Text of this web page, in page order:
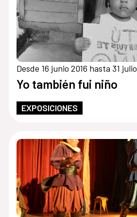
Desde 16 junio 2016 hasta 31
Yo también fui niño
EXPOSICIONES